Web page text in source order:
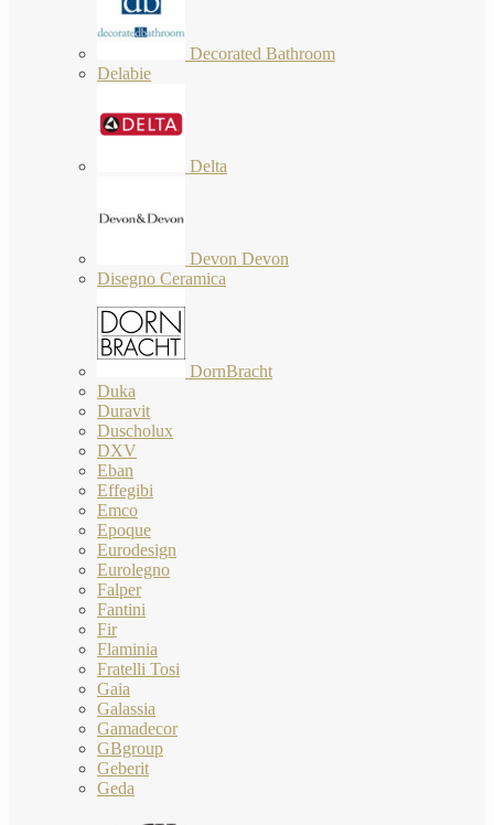
Decorated Bathroom
Delabie
Delta
Devon Devon
Disegno Ceramica
DornBracht
Duka
Duravit
Duscholux
DXV
Eban
Effegibi
Emco
Epoque
Eurodesign
Eurolegno
Falper
Fantini
Fir
Flaminia
Fratelli Tosi
Gaia
Galassia
Gamadecor
GBgroup
Geberit
Geda